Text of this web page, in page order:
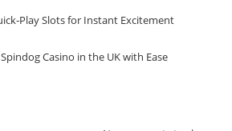
Slots for Instant Excitement
Casino in the UK with Ease